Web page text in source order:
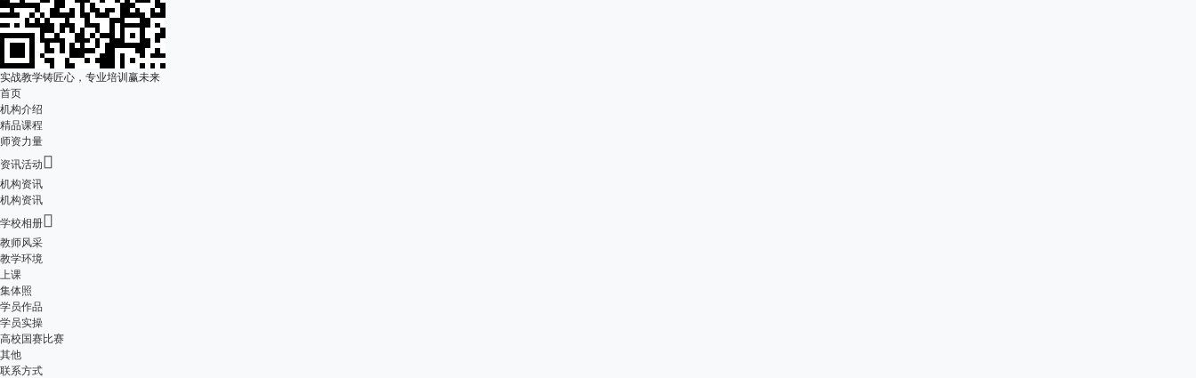
实战教学铸匠心，专业培训赢未来
首页
机构介绍
精品课程
师资力量
资讯活动
机构资讯
机构资讯
学校相册
教师风采
教学环境
上课
集体照
学员作品
学员实操
高校国赛比赛
其他
联系方式